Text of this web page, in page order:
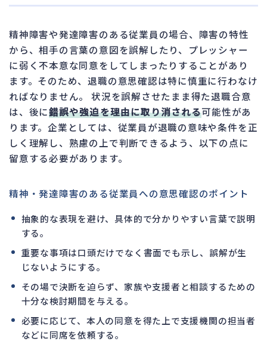
精神障害や発達障害のある従業員の場合、障害の特性
から、相手の言葉の意図を誤解したり、プレッシャー
に弱く不本意な同意をしてしまったりすることがあり
ます。そのため、退職の意思確認は特に慎重に行わなけ
ればなりません。 状況を誤解させたまま得た退職合意
は、後に錯誤や強迫を理由に取り消される可能性があ
ります。企業としては、従業員が退職の意味や条件を正
しく理解し、熟慮の上で判断できるよう、以下の点に
留意する必要があります。
精神・発達障害のある従業員への意思確認のポイント
抽象的な表現を避け、具体的で分かりやすい言葉で説明
する。
重要な事項は口頭だけでなく書面でも示し、誤解が生
じないようにする。
その場で決断を迫らず、家族や支援者と相談するための
十分な検討期間を与える。
必要に応じて、本人の同意を得た上で支援機関の担当者
などに同席を依頼する。